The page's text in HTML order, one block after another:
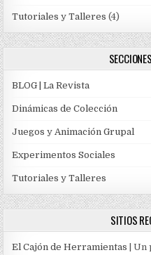
Tutoriales y Talleres (4)
BLOG | La Revista
Dinámicas de Colección
Juegos y Animación Grupal
Experimentos Sociales
Tutoriales y Talleres
SITIOS
El Cajón de Herramientas |